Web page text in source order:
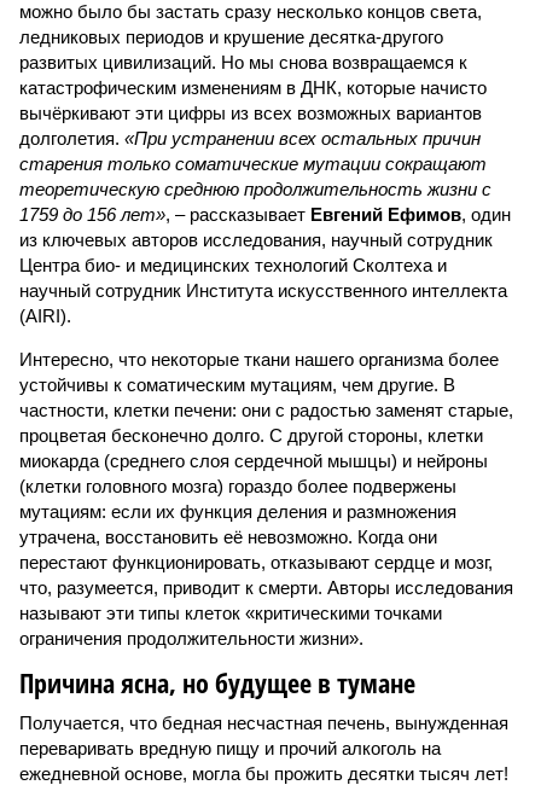
можно было бы застать сразу несколько концов света,
ледниковых периодов и крушение десятка-другого
развитых цивилизаций. Но мы снова возвращаемся к
катастрофическим изменениям в ДНК, которые начисто
вычёркивают эти цифры из всех возможных вариантов
долголетия. «При устранении всех остальных причин
старения только соматические мутации сокращают
теоретическую среднюю продолжительность жизни с
1759 до 156 лет», – рассказывает Евгений Ефимов, один
из ключевых авторов исследования, научный сотрудник
Центра био- и медицинских технологий Сколтеха и
научный сотрудник Института искусственного интеллекта
(AIRI).
Интересно, что некоторые ткани нашего организма более
устойчивы к соматическим мутациям, чем другие. В
частности, клетки печени: они с радостью заменят старые,
процветая бесконечно долго. С другой стороны, клетки
миокарда (среднего слоя сердечной мышцы) и нейроны
(клетки головного мозга) гораздо более подвержены
мутациям: если их функция деления и размножения
утрачена, восстановить её невозможно. Когда они
перестают функционировать, отказывают сердце и мозг,
что, разумеется, приводит к смерти. Авторы исследования
называют эти типы клеток «критическими точками
ограничения продолжительности жизни».
Причина ясна, но будущее в тумане
Получается, что бедная несчастная печень, вынужденная
переваривать вредную пищу и прочий алкоголь на
ежедневной основе, могла бы прожить десятки тысяч лет!